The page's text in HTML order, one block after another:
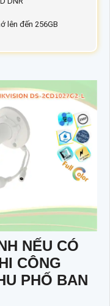
lên đến 256GB
NẾU CÓ
CÔNG
PHỐ BAN